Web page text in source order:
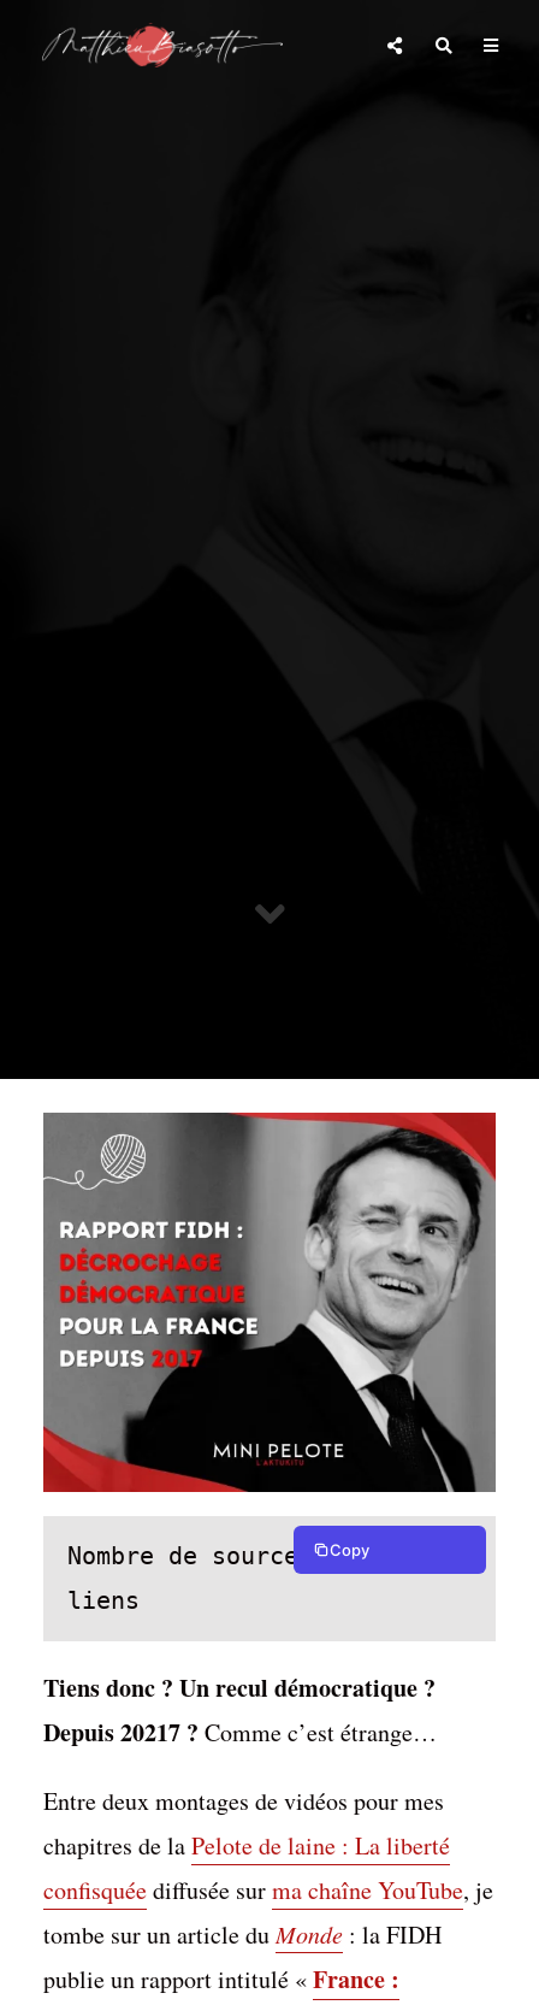
Nombre de sources : 101
liens
Copy
Tiens donc ? Un recul démocratique ?
Depuis 20217 ? Comme c’est étrange…
Entre deux montages de vidéos pour mes
chapitres de laPelote de laine : La liberté
confisquéediffusée surma chaîne YouTube, je
tombe sur un article duMonde: la FIDH
publie un rapport intitulé «France :